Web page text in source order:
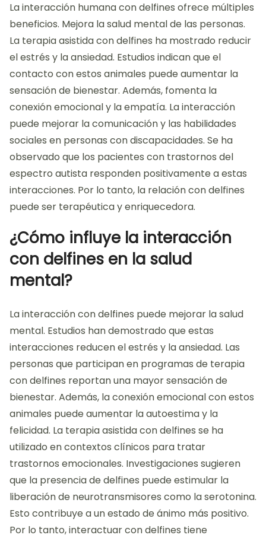
La interacción humana con delfines ofrece múltiples
beneficios. Mejora la salud mental de las personas.
La terapia asistida con delfines ha mostrado reducir
el estrés y la ansiedad. Estudios indican que el
contacto con estos animales puede aumentar la
sensación de bienestar. Además, fomenta la
conexión emocional y la empatía. La interacción
puede mejorar la comunicación y las habilidades
sociales en personas con discapacidades. Se ha
observado que los pacientes con trastornos del
espectro autista responden positivamente a estas
interacciones. Por lo tanto, la relación con delfines
puede ser terapéutica y enriquecedora.
¿Cómo influye la interacción
con delfines en la salud
mental?
La interacción con delfines puede mejorar la salud
mental. Estudios han demostrado que estas
interacciones reducen el estrés y la ansiedad. Las
personas que participan en programas de terapia
con delfines reportan una mayor sensación de
bienestar. Además, la conexión emocional con estos
animales puede aumentar la autoestima y la
felicidad. La terapia asistida con delfines se ha
utilizado en contextos clínicos para tratar
trastornos emocionales. Investigaciones sugieren
que la presencia de delfines puede estimular la
liberación de neurotransmisores como la serotonina.
Esto contribuye a un estado de ánimo más positivo.
Por lo tanto, interactuar con delfines tiene